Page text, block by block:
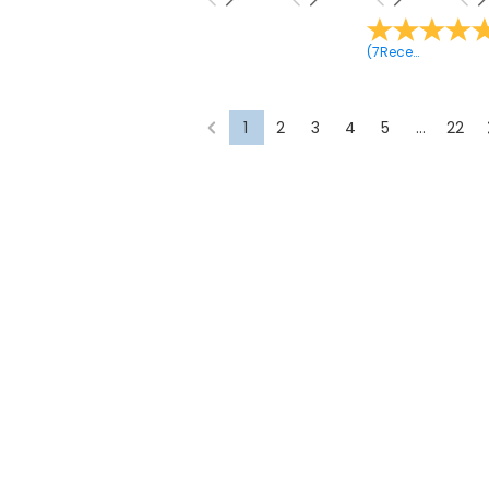
(7Recensies
1 2 3 4 5 ... 22